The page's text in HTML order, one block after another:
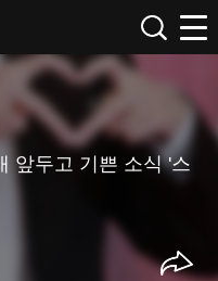
앞두고 기쁜 소식 '스